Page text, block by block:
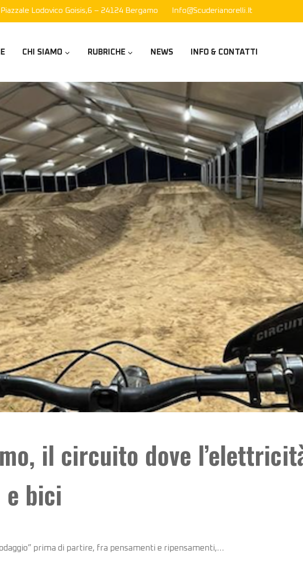
Piazzale Lodovico Goisis,6 – 24124 Bergamo Info@scuderianorelli.it
CHI SIAMO RUBRICHE NEWS INFO & CONTATTI
il circuito dove
e bici
prima di partire, fra pensamenti e ripensamenti,…